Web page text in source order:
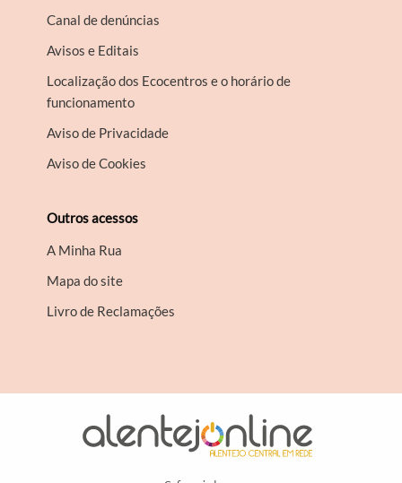
Canal de denúncias
Avisos e Editais
Localização dos Ecocentros e o horário de
funcionamento
Aviso de Privacidade
Aviso de Cookies
Outros acessos
A Minha Rua
Mapa do site
Livro de Reclamações